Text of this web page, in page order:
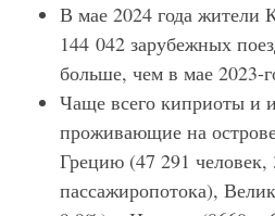
В мае 2024 года жители
144 042 зарубежных
больше, чем в мае 2023-
Чаще всего киприоты и
проживающие на
Грецию (47 291 человек,
пассажиропотока),